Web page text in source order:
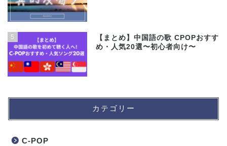
5
【まとめ】中国語の歌 CPOPおすす
め・人気20選〜初心者向け〜
カテゴリー
C-POP